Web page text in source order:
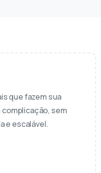
que fazem sua
sem
e escalável.